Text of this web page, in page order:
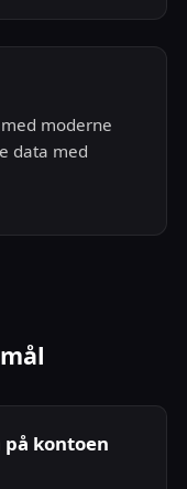
moderne
data med
kontoen